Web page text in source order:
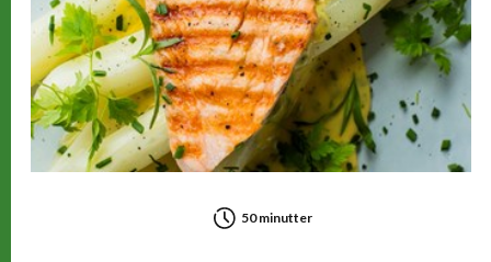
50 minutter